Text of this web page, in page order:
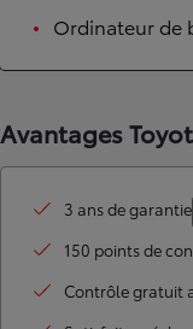
Ordinateur de
Avantages
3 ans de garantie
150 points de
Contrôle gratuit